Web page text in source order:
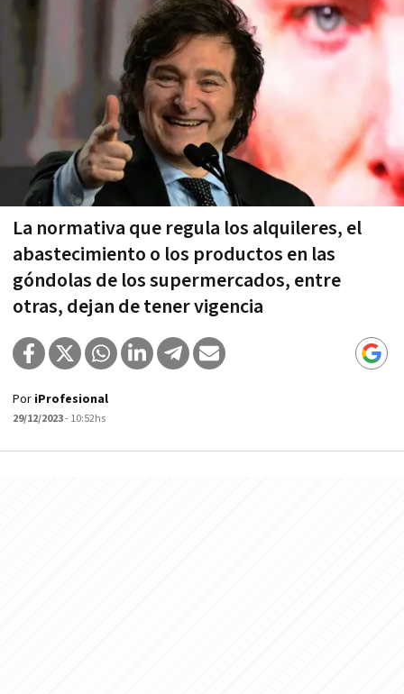
La normativa que regula los alquileres, el
abastecimiento o los productos en las
góndolas de los supermercados, entre
otras, dejan de tener vigencia
Por iProfesional
29/12/2023- 10:52hs